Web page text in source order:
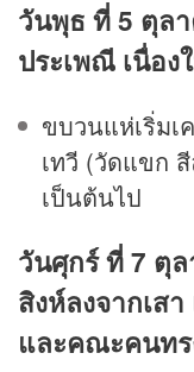
วันพุธ ที่ 5 ตุล
ประเพณี เนื่อ
ขบวนแห่เริ่มเ
เทวี (วัดแขก
เป็นต้นไป
วันศุกร์ ที่ 7 ตุ
สิงห์ลงจากเ
และคณะคนท